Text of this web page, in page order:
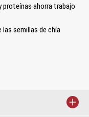
ahorra trabajo
semillas de chía